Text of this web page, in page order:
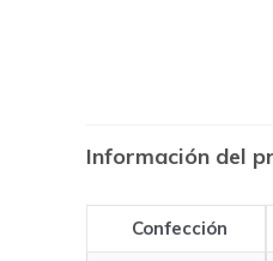
Información del
Confección